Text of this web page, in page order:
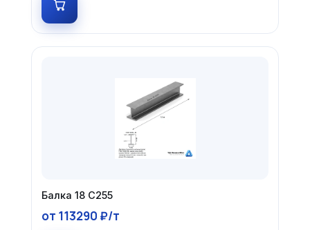
Балка 18 С255
от 113290 ₽/т